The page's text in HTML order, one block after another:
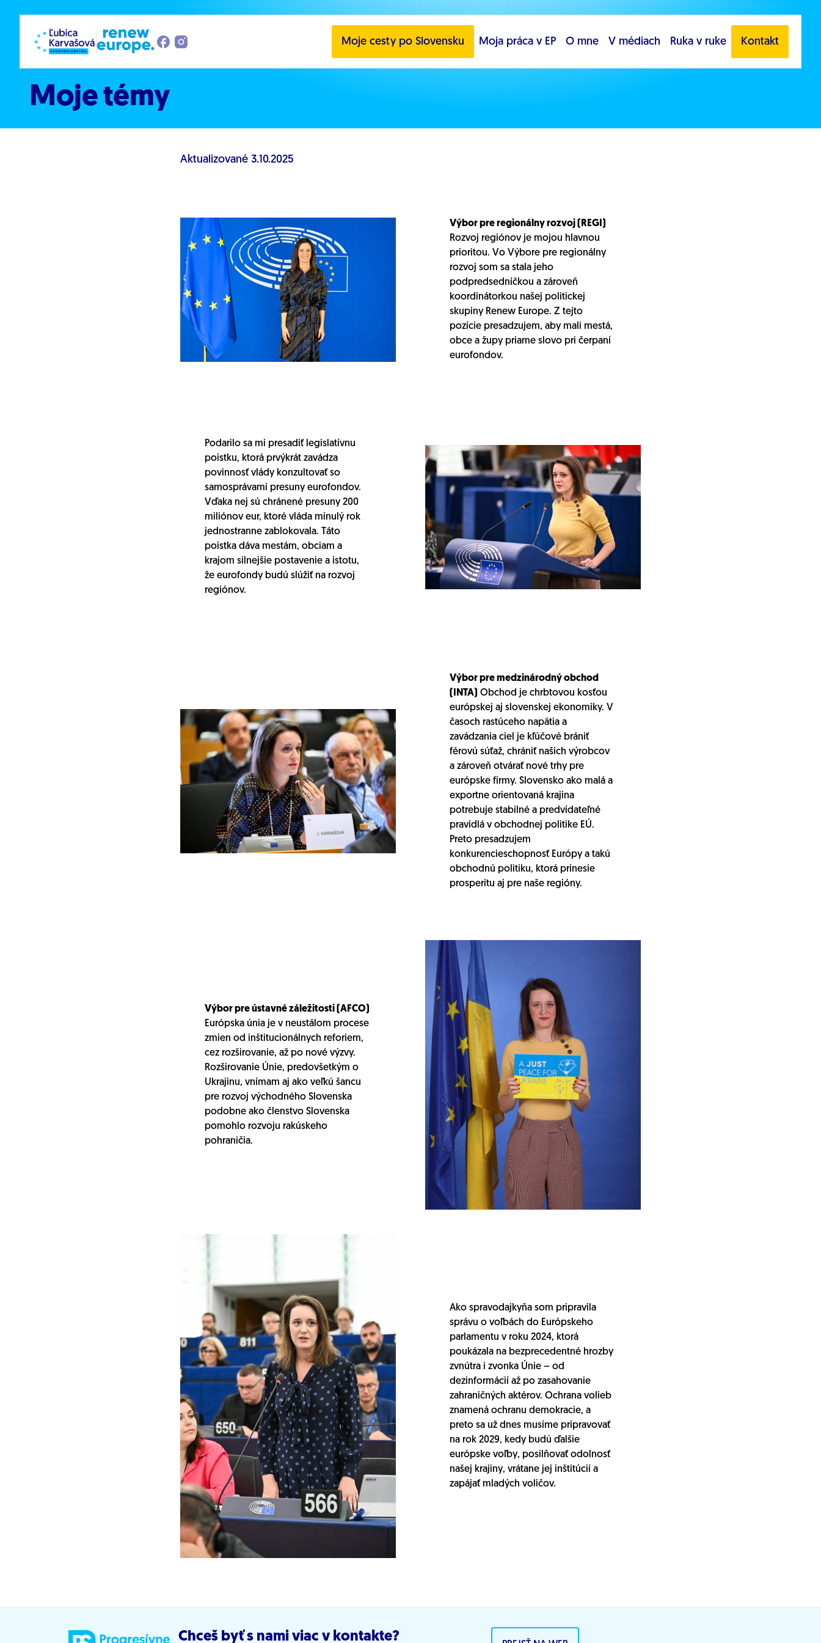
Moje cesty po Slovensku Moja práca v EP O mne V médiach Ruka v ruke Kontakt
Moje témy
Aktualizované 3.10.2025
Výbor pre regionálny rozvoj (REGI)
Rozvoj regiónov je mojou hlavnou
prioritou. Vo Výbore pre regionálny
rozvoj som sa stala jeho
podpredsedníčkou a zároveň
koordinátorkou našej politickej
skupiny Renew Europe. Z tejto
pozície presadzujem, aby mali mestá,
obce a župy priame slovo pri čerpaní
eurofondov.
Podarilo sa mi presadiť legislatívnu
poistku, ktorá prvýkrát zavádza
povinnosť vlády konzultovať so
samosprávami presuny eurofondov.
Vďaka nej sú chránené presuny 200
miliónov eur, ktoré vláda minulý rok
jednostranne zablokovala. Táto
poistka dáva mestám, obciam a
krajom silnejšie postavenie a istotu,
že eurofondy budú slúžiť na rozvoj
regiónov.
Výbor pre medzinárodný obchod
(INTA)
Obchod je chrbtovou kosťou
európskej aj slovenskej ekonomiky. V
časoch rastúceho napätia a
zavádzania ciel je kľúčové brániť
férovú súťaž, chrániť našich výrobcov
a zároveň otvárať nové trhy pre
európske firmy. Slovensko ako malá a
exportne orientovaná krajina
potrebuje stabilné a predvídateľné
pravidlá v obchodnej politike EÚ.
Preto presadzujem
konkurencieschopnosť Európy a takú
obchodnú politiku, ktorá prinesie
prosperitu aj pre naše regióny.
Výbor pre ústavné záležitosti (AFCO)
Európska únia je v neustálom procese
zmien od inštitucionálnych reforiem,
cez rozširovanie, až po nové výzvy.
Rozširovanie Únie, predovšetkým o
Ukrajinu, vnímam aj ako veľkú šancu
pre rozvoj východného Slovenska
podobne ako členstvo Slovenska
pomohlo rozvoju rakúskeho
pohraničia.
Ako spravodajkyňa som pripravila
správu o voľbách do Európskeho
parlamentu v roku 2024, ktorá
poukázala na bezprecedentné hrozby
zvnútra i zvonka Únie – od
dezinformácií až po zasahovanie
zahraničných aktérov. Ochrana volieb
znamená ochranu demokracie, a
preto sa už dnes musíme pripravovať
na rok 2029, kedy budú ďalšie
európske voľby, posilňovať odolnosť
našej krajiny, vrátane jej inštitúcií a
zapájať mladých voličov.
Chceš byť s nami viac v kontakte?